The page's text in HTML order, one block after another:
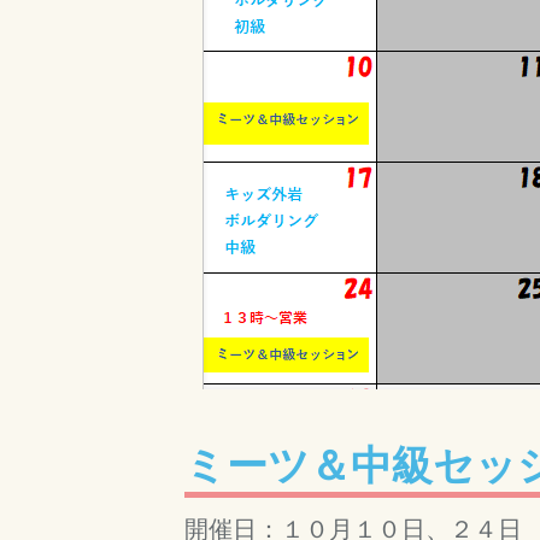
ミーツ＆中級セッ
開催日：１０月１０日、２４日